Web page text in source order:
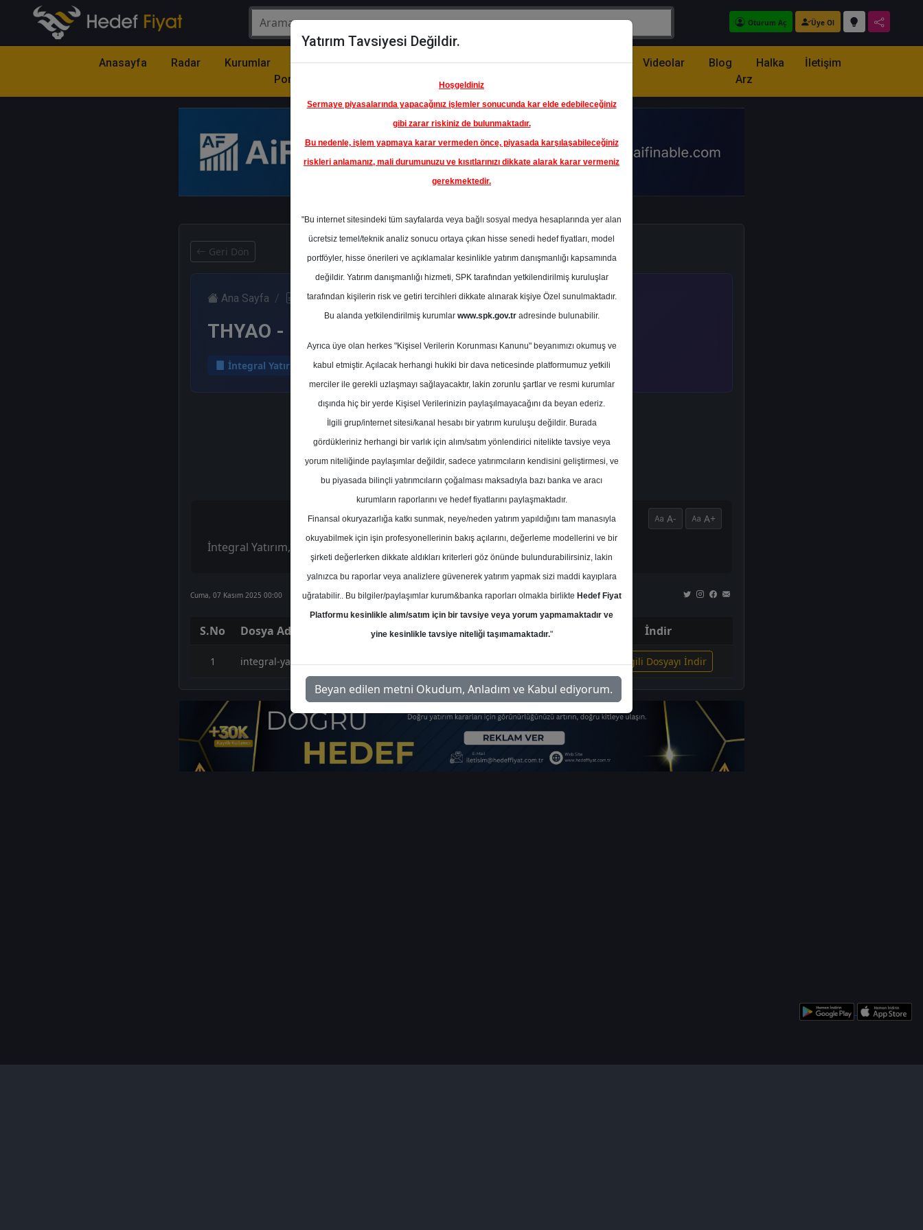
Oturum Aç Üye Ol
Anasayfa Radar Kurumlar
Model
Portföy
Hisse
Öne
Çıkanlar
Raporlar Partnerlerimiz Videolar Blog
Halka
Arz
İletişim
Geri Dön
Ana Sayfa Raporlar İntegral Yatırım Rapor Detay
THYAO - Hedef Fiyat
İntegral Yatırım 07 Kasım 2025
A- A+
İntegral Yatırım, THYAO - Türk Hava Yolları için hedef fiyatını 510 TL olarak korudu.
Cuma, 07 Kasım 2025 00:00
S.No Dosya Adı İndir
1 integral-yatirim-turk-hava-yollari-fiyat-tahmin-raporu-4493 İlgili Dosyayı İndir
Yatırım Tavsiyesi Değildir.
Hoşgeldiniz
Sermaye piyasalarında yapacağınız işlemler sonucunda kar elde edebileceğiniz
gibi zarar riskiniz de bulunmaktadır.
Bu nedenle, işlem yapmaya karar vermeden önce, piyasada karşılaşabileceğiniz
riskleri anlamanız, mali durumunuzu ve kısıtlarınızı dikkate alarak karar vermeniz
gerekmektedir.
"Bu internet sitesindeki tüm sayfalarda veya bağlı sosyal medya hesaplarında yer alan
ücretsiz temel/teknik analiz sonucu ortaya çıkan hisse senedi hedef fiyatları, model
portföyler, hisse önerileri ve açıklamalar kesinlikle yatırım danışmanlığı kapsamında
değildir. Yatırım danışmanlığı hizmeti, SPK tarafından yetkilendirilmiş kuruluşlar
tarafından kişilerin risk ve getiri tercihleri dikkate alınarak kişiye Özel sunulmaktadır.
Bu alanda yetkilendirilmiş kurumlar www.spk.gov.tradresinde bulunabilir.
Ayrıca üye olan herkes "Kişisel Verilerin Korunması Kanunu" beyanımızı okumuş ve
kabul etmiştir. Açılacak herhangi hukiki bir dava neticesinde platformumuz yetkili
merciler ile gerekli uzlaşmayı sağlayacaktır, lakin zorunlu şartlar ve resmi kurumlar
dışında hiç bir yerde Kişisel Verilerinizin paylaşılmayacağını da beyan ederiz.
İlgili grup/internet sitesi/kanal hesabı bir yatırım kuruluşu değildir. Burada
gördükleriniz herhangi bir varlık için alım/satım yönlendirici nitelikte tavsiye veya
yorum niteliğinde paylaşımlar değildir, sadece yatırımcıların kendisini geliştirmesi, ve
bu piyasada bilinçli yatırımcıların çoğalması maksadıyla bazı banka ve aracı
kurumların raporlarını ve hedef fiyatlarını paylaşmaktadır.
Finansal okuryazarlığa katkı sunmak, neye/neden yatırım yapıldığını tam manasıyla
okuyabilmek için işin profesyonellerinin bakış açılarını, değerleme modellerini ve bir
şirketi değerlerken dikkate aldıkları kriterleri göz önünde bulundurabilirsiniz, lakin
yalnızca bu raporlar veya analizlere güvenerek yatırım yapmak sizi maddi kayıplara
uğratabilir.. Bu bilgiler/paylaşımlar kurum&banka raporları olmakla birlikte Hedef Fiyat
Platformu kesinlikle alım/satım için bir tavsiye veya yorum yapmamaktadır ve
yine kesinlikle tavsiye niteliği taşımamaktadır."
Beyan edilen metni Okudum, Anladım ve Kabul ediyorum.